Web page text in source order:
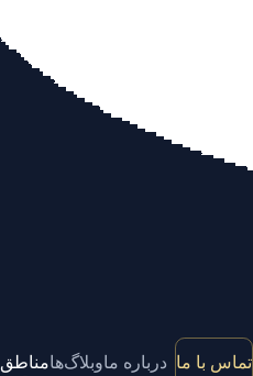
مناطقوبلاگ‌هادرباره ما تماس با ما